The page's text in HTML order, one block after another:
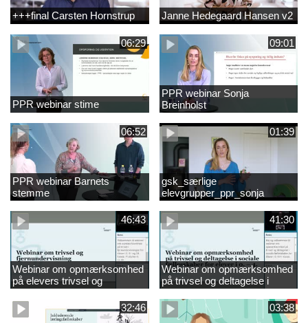
+++final Carsten Hornstrup Janne Hedegaard Hansen v2
06:29
PPR webinar stime
09:01
PPR webinar Sonja
Breinholst
06:52
PPR webinar Barnets
stemme
01:39
gsk_særlige
elevgrupper_ppr_sonja
breinholst
46:43
Webinar om opmærksomhed
på elevers trivsel og
fællesskaber i
fjernundervisning 5. – 9. og
10. klasse
41:30
Webinar om opmærksomhed
på trivsel og deltagelse i
sociale fællesskaber for
elever i 0.-4. klasse
32:46 03:38